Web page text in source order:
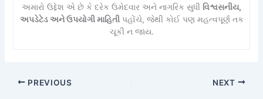
અમારો ઉદ્દેશ એ છે કે દરેક ઉમેદવાર અને નાગરિક સુધી વિશ્વસનીય,
અપડેટેડ અને ઉપયોગી માહિતીપહોંચે, જેથી કોઈ પણ મહત્વપૂર્ણ તક
ચૂકી ન જાય.
PREVIOUS NEXT